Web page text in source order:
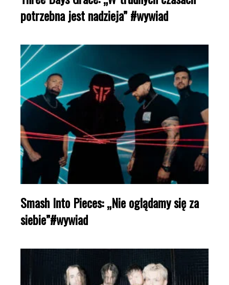
potrzebna jest nadzieja” #wywiad
Smash Into Pieces: „Nie oglądamy się za
siebie”#wywiad